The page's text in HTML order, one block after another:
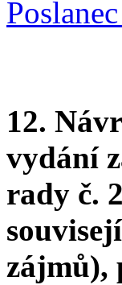
12.
vydání
rady č.
zájmů),